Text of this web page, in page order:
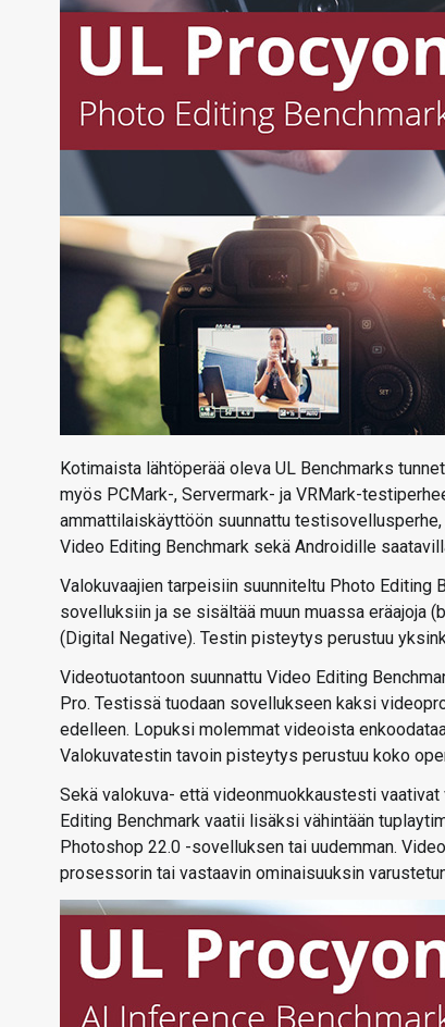
Kotimaista lähtöperää oleva UL Benchmarks
myös PCMark-, Servermark- ja VRMark-
ammattilaiskäyttöön suunnattu
Video Editing Benchmark sekä Androidille
Valokuvaajien tarpeisiin suunniteltu Photo Editing
sovelluksiin ja se sisältää muun muassa eräajoja
(Digital Negative). Testin pisteytys perustuu
Videotuotantoon suunnattu Video Editing
Pro. Testissä tuodaan sovellukseen kaksi
edelleen. Lopuksi molemmat videoista
Valokuvatestin tavoin pisteytys perustuu koko
Sekä valokuva- että videonmuokkaustesti
Editing Benchmark vaatii lisäksi vähintään
Photoshop 22.0 -sovelluksen tai uudemman.
prosessorin tai vastaavin ominaisuuksin